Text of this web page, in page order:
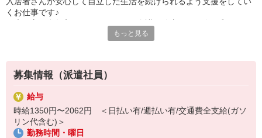
くお仕事です♪
体調や様子の変化がないかのチェック
・生活相談・対応
日常生活に関するお困りごと、生活上の悩み、必要に応じた生活介
助
・生活支援サービス
食事の配膳・下膳、共用部の簡単な清掃 など
もっと見る
募集情報（派遣社員）
給与
時給1350円〜2062円 ＜日払い有/週払い有/交通費全支給(ガソ
リン代含む)＞
勤務時間・曜日